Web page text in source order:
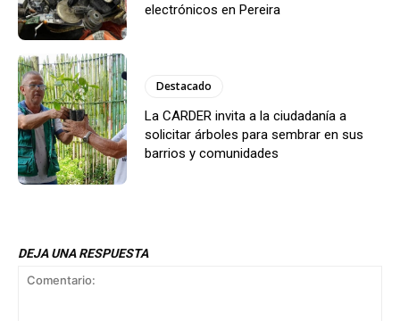
electrónicos en Pereira
Destacado
La CARDER invita a la ciudadanía a
solicitar árboles para sembrar en sus
barrios y comunidades
DEJA UNA RESPUESTA